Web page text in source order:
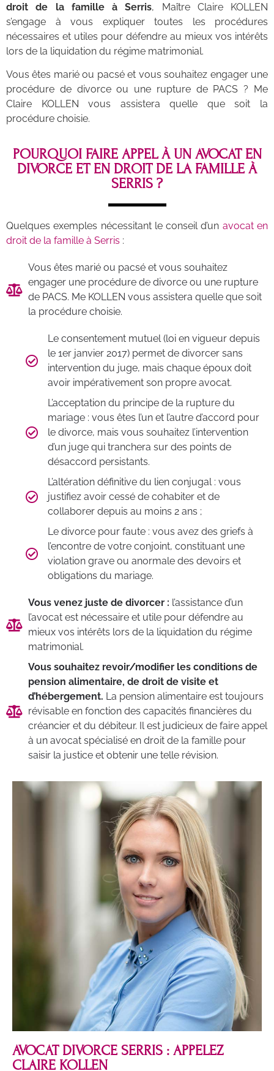
droit de la famille à Serris, Maître Claire KOLLEN
s’engage à vous expliquer toutes les procédures
nécessaires et utiles pour défendre au mieux vos intérêts
lors de la liquidation du régime matrimonial.
Vous êtes marié ou pacsé et vous souhaitez engager une
procédure de divorce ou une rupture de PACS ? Me
Claire KOLLEN vous assistera quelle que soit la
procédure choisie.
POURQUOI FAIRE APPEL À UN AVOCAT EN
DIVORCE ET EN DROIT DE LA FAMILLE À
SERRIS ?
Quelques exemples nécessitant le conseil d’un avocat en
droit de la famille à Serris :
Vous êtes marié ou pacsé et vous souhaitez
engager une procédure de divorce ou une rupture
de PACS. Me KOLLEN vous assistera quelle que soit
la procédure choisie.
Le consentement mutuel (loi en vigueur depuis
le 1er janvier 2017) permet de divorcer sans
intervention du juge, mais chaque époux doit
avoir impérativement son propre avocat.
L’acceptation du principe de la rupture du
mariage : vous êtes l’un et l’autre d’accord pour
le divorce, mais vous souhaitez l’intervention
d’un juge qui tranchera sur des points de
désaccord persistants.
L’altération définitive du lien conjugal : vous
justifiez avoir cessé de cohabiter et de
collaborer depuis au moins 2 ans ;
Le divorce pour faute : vous avez des griefs à
l’encontre de votre conjoint, constituant une
violation grave ou anormale des devoirs et
obligations du mariage.
Vous venez juste de divorcer : l’assistance d’un
l’avocat est nécessaire et utile pour défendre au
mieux vos intérêts lors de la liquidation du régime
matrimonial.
Vous souhaitez revoir/modifier les conditions de
pension alimentaire, de droit de visite et
d’hébergement. La pension alimentaire est toujours
révisable en fonction des capacités financières du
créancier et du débiteur. Il est judicieux de faire appel
à un avocat spécialisé en droit de la famille pour
saisir la justice et obtenir une telle révision.
AVOCAT DIVORCE SERRIS : APPELEZ
CLAIRE KOLLEN